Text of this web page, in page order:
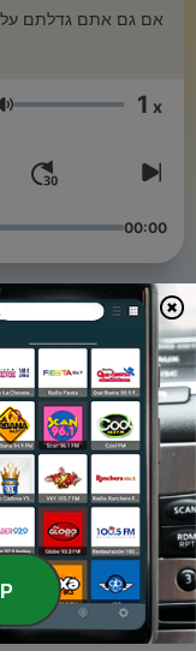
אם גם אתם גדלתם על
Volumen 1 x
00:00
פרק 64 - מצעד